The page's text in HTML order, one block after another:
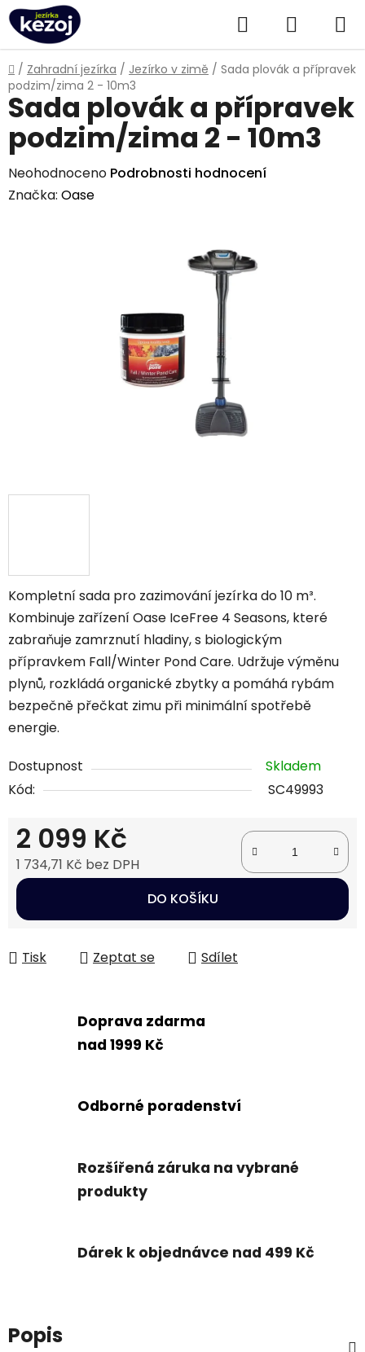
Přejít
na
obsah
Hledat
KOŠÍK
Domů
/ Zahradní jezírka / Jezírko v zimě / Sada plovák a přípravek
podzim/zima 2 - 10m3
Kompletní sada pro zazimování jezírka do 10 m³.
Kombinuje zařízení Oase IceFree 4 Seasons, které
zabraňuje zamrznutí hladiny, s biologickým
přípravkem Fall/Winter Pond Care. Udržuje výměnu
plynů, rozkládá organické zbytky a pomáhá rybám
bezpečně přečkat zimu při minimální spotřebě
energie.
Dostupnost
Skladem
Kód:
SC49993
2 099 Kč
1 734,71 Kč bez DPH
Měrná cena:
DO KOŠÍKU
Tisk Zeptat se Sdílet
Sada plovák a přípravek
podzim/zima 2 - 10m3
Průměrné
hodnocení
Neohodnoceno Podrobnosti hodnocení
Značka: Oase
Doprava zdarma
nad 1999 Kč
Odborné poradenství
Rozšířená záruka na vybrané
produkty
Dárek k objednávce nad 499 Kč
Popis